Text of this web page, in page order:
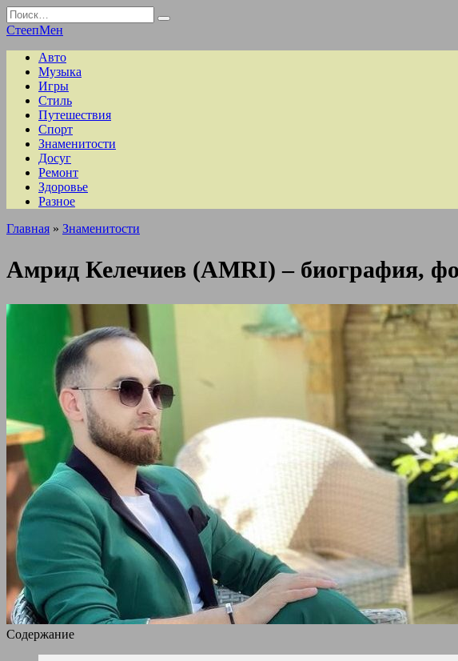
Перейти
к
Search
for:
СтеепМен
Авто
Музыка
Игры
Стиль
Путешествия
Спорт
Знаменитости
Досуг
Ремонт
Здоровье
Разное
Главная » Знаменитости
Амрид Келечиев (AMRI) – биография,
Содержание